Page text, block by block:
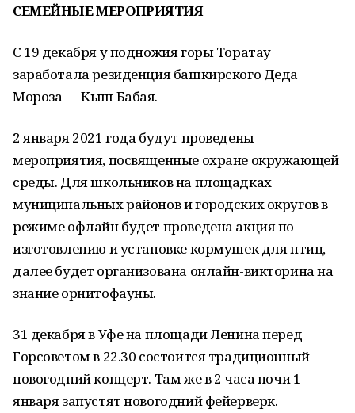
СЕМЕЙНЫЕ МЕРОПРИЯТИЯ
С 19 декабря у подножия горы Торатау
заработала резиденция башкирского Деда
Мороза — Кыш Бабая.
2 января 2021 года будут проведены
мероприятия, посвященные охране окружающей
среды. Для школьников на площадках
муниципальных районов и городских округов в
режиме офлайн будет проведена акция по
изготовлению и установке кормушек для птиц,
далее будет организована онлайн-викторина на
знание орнитофауны.
31 декабря в Уфе на площади Ленина перед
Горсоветом в 22.30 состоится традиционный
новогодний концерт. Там же в 2 часа ночи 1
января запустят новогодний фейерверк.